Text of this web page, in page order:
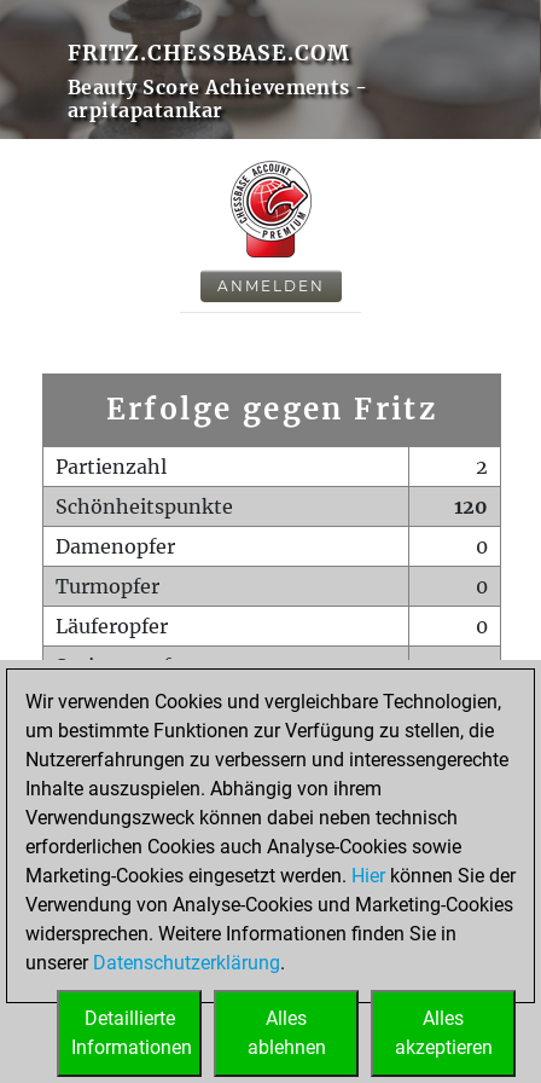
FRITZ.CHESSBASE.COM
Beauty Score Achievements -
arpitapatankar
ANMELDEN
Erfolge gegen Fritz
Partienzahl
2
Schönheitspunkte
120
Damenopfer
0
Turmopfer
0
Läuferopfer
0
Springeropfer
0
Bauernopfer
0
Matt auf vollem Brett
0
Bauer setzt Matt
Erstickte Matts
Unterverwandlungen
0
Türme auf der siebten
1
STARTSEITE
Wir verwenden Cookies und vergleichbare Technologien,
um bestimmte Funktionen zur Verfügung zu stellen, die
Nutzererfahrungen zu verbessern und interessengerechte
Inhalte auszuspielen. Abhängig von ihrem
Verwendungszweck können dabei neben technisch
erforderlichen Cookies auch Analyse-Cookies sowie
Marketing-Cookies eingesetzt werden. Hierkönnen Sie der
Verwendung von Analyse-Cookies und Marketing-Cookies
widersprechen. Weitere Informationen finden Sie in
unserer Datenschutzerklärung.
Alles
akzeptieren
Alles
ablehnen
Detaillierte
Informationen